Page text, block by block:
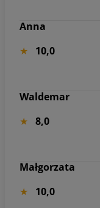
Anna
10,0
Waldemar
8,0
Małgorzata
10,0